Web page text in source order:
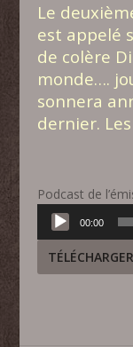
Le
est appelé
de colère
monde….
sonnera
dernier.
Podcast de
Lecteur
audio
00:00
TÉLÉCHARGER